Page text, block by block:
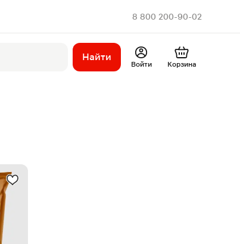
8 800 200-90-02
Найти
Войти Корзина